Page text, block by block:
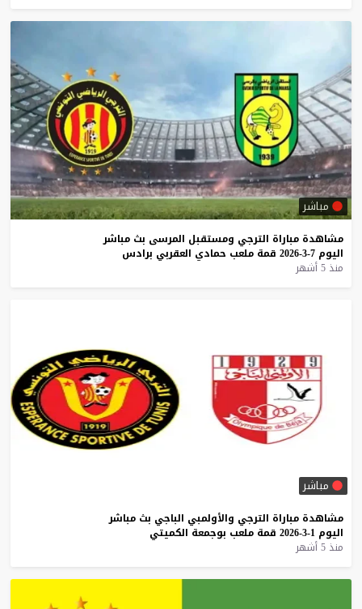
مباشر
مشاهدة مباراة الترجي ومستقبل المرسى بث مباشر
اليوم 7-3-2026 قمة ملعب حمادي العقربي برادس
منذ 5 أشهر
مباشر
مشاهدة مباراة الترجي والأولمبي الباجي بث مباشر
اليوم 1-3-2026 قمة ملعب بوجمعة الكميتي
منذ 5 أشهر